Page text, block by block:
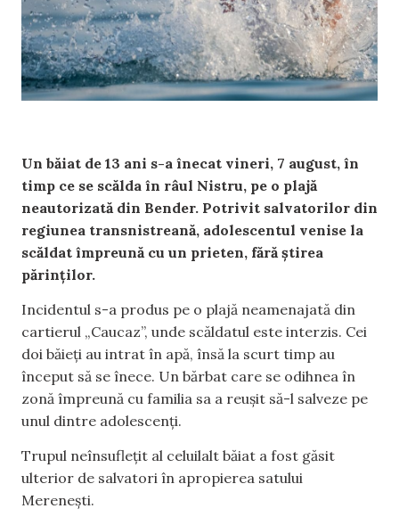
Un băiat de 13 ani s-a înecat vineri, 7 august, în
timp ce se scălda în râul Nistru, pe o plajă
neautorizată din Bender. Potrivit salvatorilor din
regiunea transnistreană, adolescentul venise la
scăldat împreună cu un prieten, fără știrea
părinților.
Incidentul s-a produs pe o plajă neamenajată din
cartierul „Caucaz”, unde scăldatul este interzis. Cei
doi băieți au intrat în apă, însă la scurt timp au
început să se înece. Un bărbat care se odihnea în
zonă împreună cu familia sa a reușit să-l salveze pe
unul dintre adolescenți.
Trupul neînsuflețit al celuilalt băiat a fost găsit
ulterior de salvatori în apropierea satului
Merenești.